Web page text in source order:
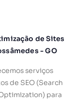
de Sites
- GO
serviços
de SEO (Search
para